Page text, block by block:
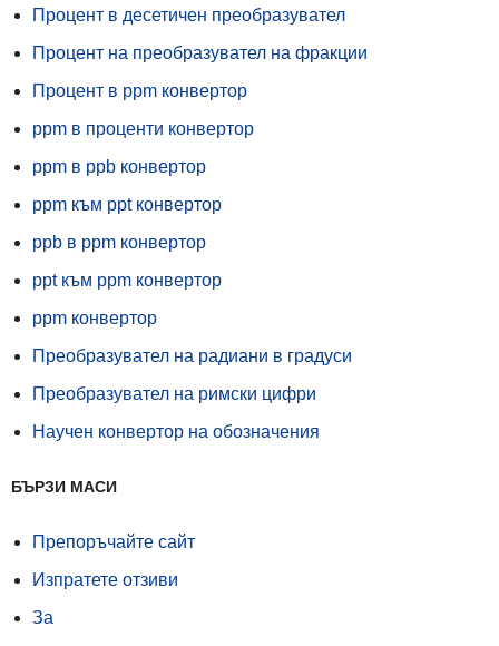
Процент в десетичен преобразувател
Процент на преобразувател на фракции
Процент в ppm конвертор
ppm в проценти конвертор
ppm в ppb конвертор
ppm към ppt конвертор
ppb в ppm конвертор
ppt към ppm конвертор
ppm конвертор
Преобразувател на радиани в градуси
Преобразувател на римски цифри
Научен конвертор на обозначения
БЪРЗИ МАСИ
Препоръчайте сайт
Изпратете отзиви
За